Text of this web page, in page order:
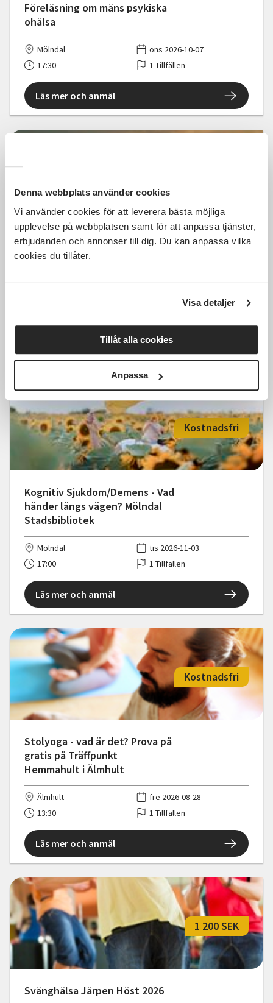
Denna webbplats använder cookies
Vi använder cookies för att leverera bästa möjliga
upplevelse på webbplatsen samt för att anpassa tjänster,
erbjudanden och annonser till dig. Du kan anpassa vilka
cookies du tillåter.
Visa detaljer
Tillåt alla cookies
Anpassa
Föreläsning om mäns psykiska
ohälsa
Mölndal
ons 2026-10-07
17:30
1 Tillfällen
Läs mer och anmäl
Jungiansk drömanalys –
upptäck budskapen i dina
tis 2026-09-29
Läs mer och anmäl
Kognitiv Sjukdom/Demens - Vad
händer längs vägen? Mölndal
Stadsbibliotek
Kostnadsfri
Mölndal
tis 2026-11-03
17:00
1 Tillfällen
Läs mer och anmäl
Stolyoga - vad är det? Prova på
gratis på Träffpunkt
Hemmahult i Älmhult
Kostnadsfri
Älmhult
fre 2026-08-28
13:30
1 Tillfällen
Läs mer och anmäl
Svänghälsa Järpen Höst 2026
1 200 SEK